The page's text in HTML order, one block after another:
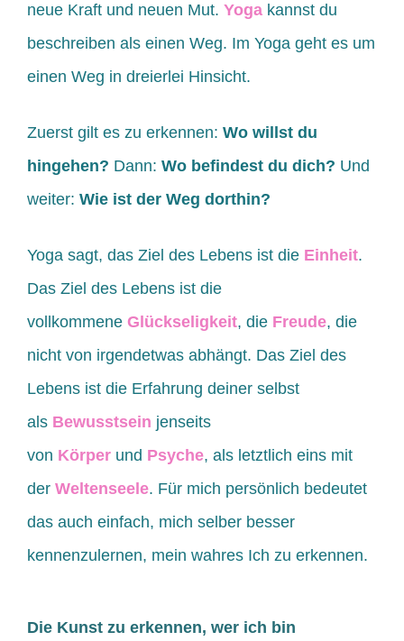
neue Kraft und neuen Mut. Yoga kannst du
beschreiben als einen Weg. Im Yoga geht es um
einen Weg in dreierlei Hinsicht.
Zuerst gilt es zu erkennen: Wo willst du
hingehen? Dann: Wo befindest du dich? Und
weiter: Wie ist der Weg dorthin?
Yoga sagt, das Ziel des Lebens ist die Einheit.
Das Ziel des Lebens ist die
vollkommene Glückseligkeit, die Freude, die
nicht von irgendetwas abhängt. Das Ziel des
Lebens ist die Erfahrung deiner selbst
als Bewusstsein jenseits
von Körper und Psyche, als letztlich eins mit
der Weltenseele. Für mich persönlich bedeutet
das auch einfach, mich selber besser
kennenzulernen, mein wahres Ich zu erkennen.
Die Kunst zu erkennen, wer ich bin